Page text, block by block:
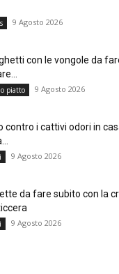
9 Agosto 2026
con le vongole da
piatto 9 Agosto 2026
contro i cattivi odori in
9 Agosto 2026
da fare subito con la
9 Agosto 2026